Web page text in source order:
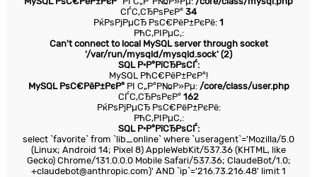
СЃС‚СЂРѕРєР° 34
РќРѕРјРµСЂ РѕС€РёР±РєРё: 1
РћС‚РІРµС‚:
Can't connect to local MySQL server through socket
'/var/run/mysqld/mysqld.sock' (2)
SQL Р·Р°РїСЂРѕСЃ:
MySQL РћС€РёР±РєР°!
MySQL РѕС€РёР±РєР°РІ С„Р°Р№Р»Рµ: /core/class/user.php
СЃС‚СЂРѕРєР° 162
РќРѕРјРµСЂ РѕС€РёР±РєРё:
РћС‚РІРµС‚:
SQL Р·Р°РїСЂРѕСЃ:
select `favorite` from `lib_online` where `useragent`='Mozilla/5.0
(Linux; Android 14; Pixel 8) AppleWebKit/537.36 (KHTML, like
Gecko) Chrome/131.0.0.0 Mobile Safari/537.36; ClaudeBot/1.0;
+claudebot@anthropic.com)' AND `ip`='216.73.216.48' limit 1